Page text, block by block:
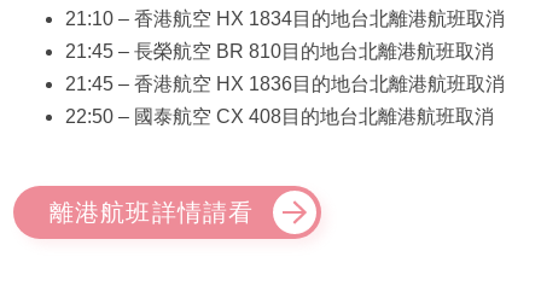
21:10 – 香港航空 HX 1834目的地台北離港航班取消
21:45 – 長榮航空 BR 810目的地台北離港航班取消
21:45 – 香港航空 HX 1836目的地台北離港航班取消
22:50 – 國泰航空 CX 408目的地台北離港航班取消
離港航班詳情請看